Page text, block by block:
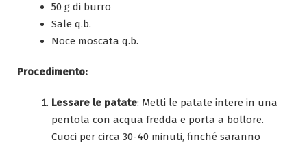
50 g di burro
Sale q.b.
Noce moscata q.b.
Procedimento:
Lessare le patate: Metti le patate intere in una
pentola con acqua fredda e porta a bollore.
Cuoci per circa 30-40 minuti, finché saranno